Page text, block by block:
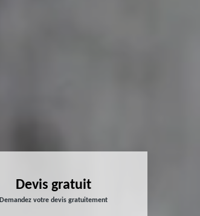
Devis gratuit
Demandez votre devis gratuitement